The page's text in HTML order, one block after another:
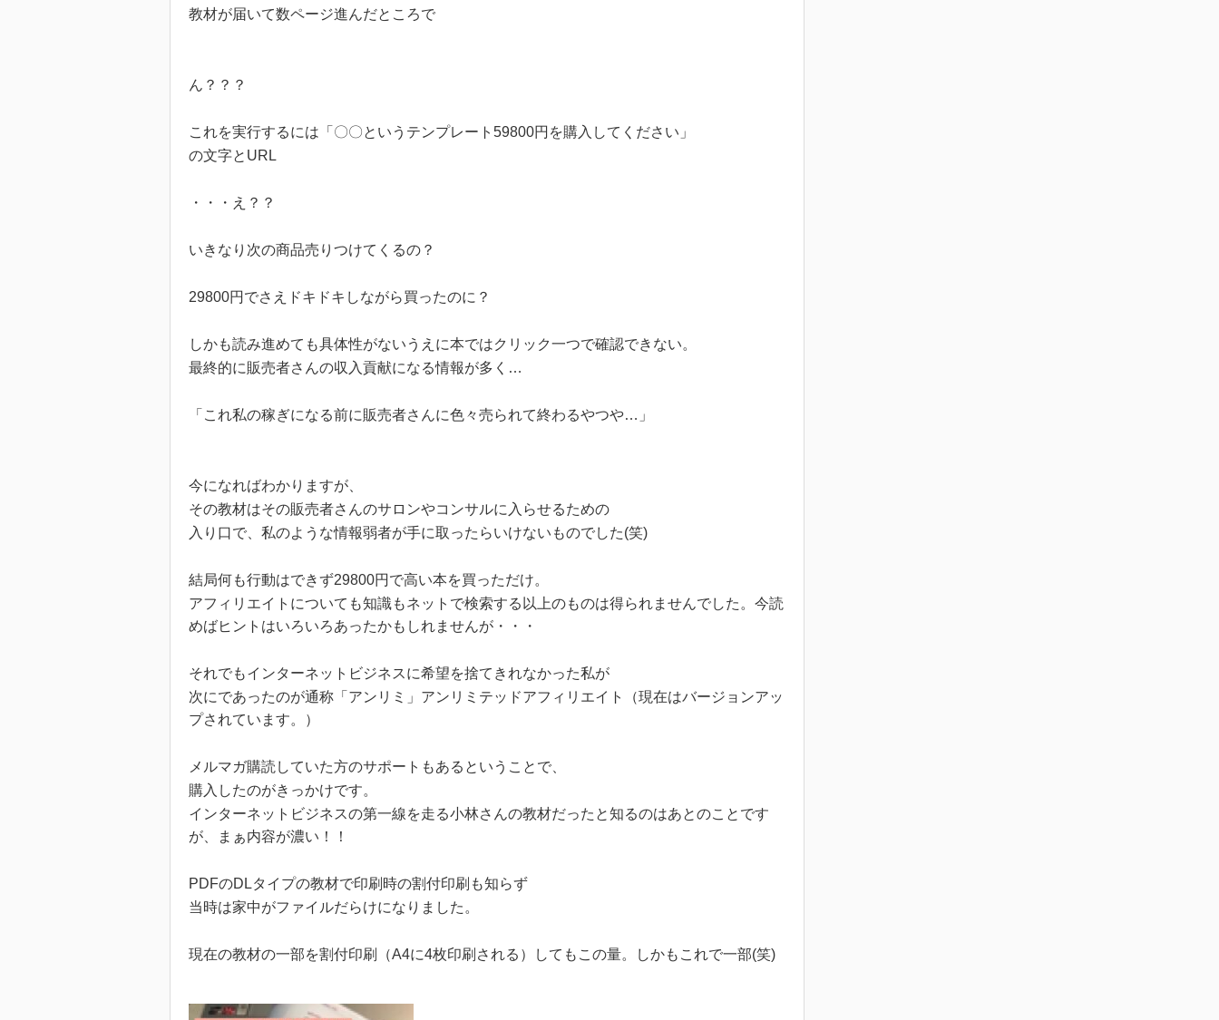
教材が届いて数ページ進んだところで
ん？？？
これを実行するには「〇〇というテンプレート59800円を購入してください」
の文字とURL
・・・え？？
いきなり次の商品売りつけてくるの？
29800円でさえドキドキしながら買ったのに？
しかも読み進めても具体性がないうえに本ではクリック一つで確認できない。
最終的に販売者さんの収入貢献になる情報が多く…
「これ私の稼ぎになる前に販売者さんに色々売られて終わるやつや…」
今になればわかりますが、
その教材はその販売者さんのサロンやコンサルに入らせるための
入り口で、私のような情報弱者が手に取ったらいけないものでした(笑)
結局何も行動はできず29800円で高い本を買っただけ。
アフィリエイトについても知識もネットで検索する以上のものは得られませんでした。今読
めばヒントはいろいろあったかもしれませんが・・・
それでもインターネットビジネスに希望を捨てきれなかった私が
次にであったのが通称「アンリミ」アンリミテッドアフィリエイト（現在はバージョンアッ
プされています。）
メルマガ購読していた方のサポートもあるということで、
購入したのがきっかけです。
インターネットビジネスの第一線を走る小林さんの教材だったと知るのはあとのことです
が、まぁ内容が濃い！！
PDFのDLタイプの教材で印刷時の割付印刷も知らず
当時は家中がファイルだらけになりました。
現在の教材の一部を割付印刷（A4に4枚印刷される）してもこの量。しかもこれで一部(笑)